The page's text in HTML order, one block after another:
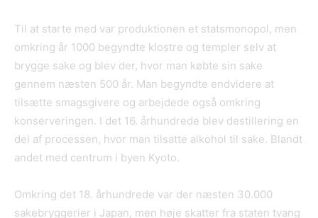
Til at starte med var produktionen et statsmonopol, men
omkring år 1000 begyndte klostre og templer selv at
brygge sake og blev der, hvor man købte sin sake
gennem næsten 500 år. Man begyndte endvidere at
tilsætte smagsgivere og arbejdede også omkring
konserveringen. I det 16. århundrede blev destillering en
del af processen, hvor man tilsatte alkohol til sake. Blandt
andet med centrum i byen Kyoto.
Omkring det 18. århundrede var der næsten 30.000
sakebryggerier i Japan, men høje skatter fra staten tvang